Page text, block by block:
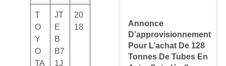
T
O
Y
O
TA
JT
E
B
B7
1J
20
18
Annonce
D’approvisionnement
Pour L’achat De 128
Tonnes De Tubes En